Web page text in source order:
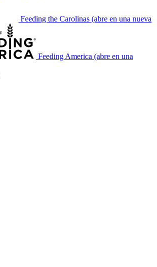
Feeding the Carolinas (abre en una nueva
Feeding America (abre en una